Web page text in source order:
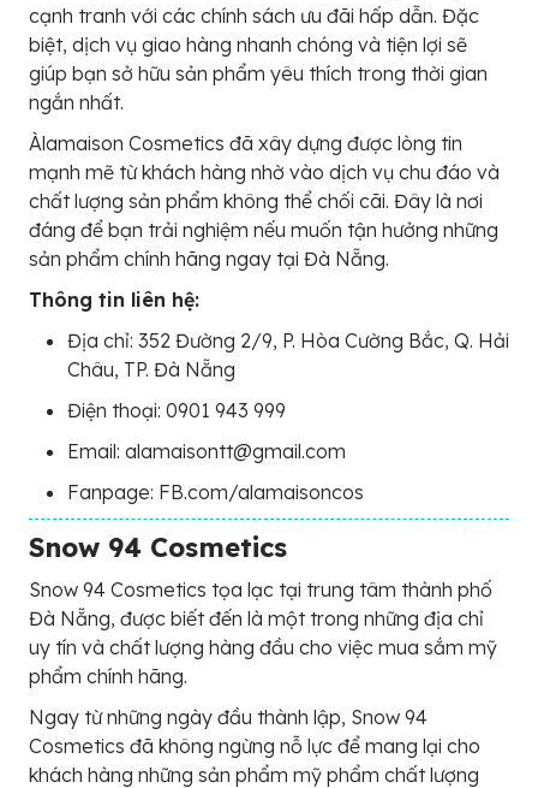
cạnh tranh với các chính sách ưu đãi hấp dẫn. Đặc
biệt, dịch vụ giao hàng nhanh chóng và tiện lợi sẽ
giúp bạn sở hữu sản phẩm yêu thích trong thời gian
ngắn nhất.
Àlamaison Cosmetics đã xây dựng được lòng tin
mạnh mẽ từ khách hàng nhờ vào dịch vụ chu đáo và
chất lượng sản phẩm không thể chối cãi. Đây là nơi
đáng để bạn trải nghiệm nếu muốn tận hưởng những
sản phẩm chính hãng ngay tại Đà Nẵng.
Thông tin liên hệ:
Địa chỉ: 352 Đường 2/9, P. Hòa Cường Bắc, Q. Hải
Châu, TP. Đà Nẵng
Điện thoại: 0901 943 999
Email: alamaisontt@gmail.com
Fanpage: FB.com/alamaisoncos
Snow 94 Cosmetics
Snow 94 Cosmetics tọa lạc tại trung tâm thành phố
Đà Nẵng, được biết đến là một trong những địa chỉ
uy tín và chất lượng hàng đầu cho việc mua sắm mỹ
phẩm chính hãng.
Ngay từ những ngày đầu thành lập, Snow 94
Cosmetics đã không ngừng nỗ lực để mang lại cho
khách hàng những sản phẩm mỹ phẩm chất lượng